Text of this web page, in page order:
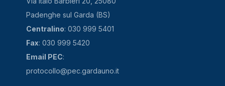
Padenghe sul Garda (BS)
Centralino: 030 999 5401
Fax: 030 999 5420
Email PEC:
protocollo@pec.gardauno.it